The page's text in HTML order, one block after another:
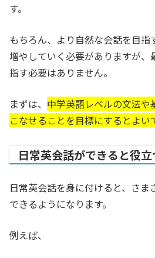
す。
もちろん、より自然な会話を目指
増やしていく必要がありますが、
指す必要はありません。
まずは、 中学英語レベルの文法や
こなせることを目標にするとよい
日常英会話ができると役
日常英会話を身に付けると、さま
できるようになります。
例えば、